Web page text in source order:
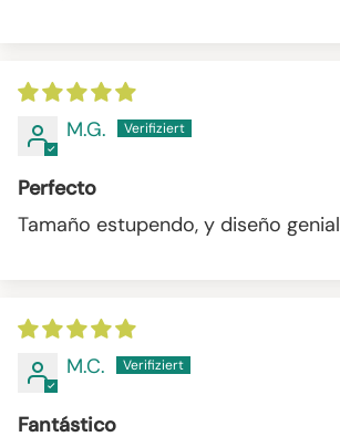
M.G.
Perfecto
Tamaño estupendo, y diseño genial
M.C.
Fantástico